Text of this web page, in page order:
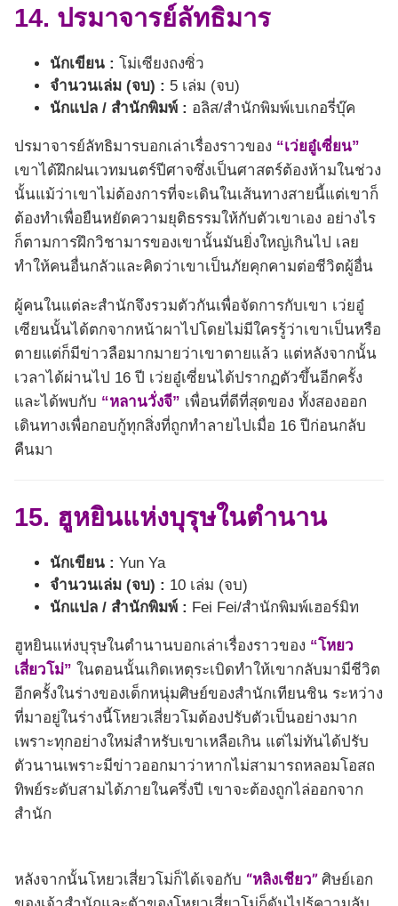
14. ปรมาจารย์ลัทธิมาร
นักเขียน : โม่เซียงถงซิ่ว
จำนวนเล่ม (จบ) : 5 เล่ม (จบ)
นักแปล / สำนักพิมพ์ : อลิส/สำนักพิมพ์เบเกอรี่บุ๊ค
ปรมาจารย์ลัทธิมารบอกเล่าเรื่องราวของ “เว่ยอู๋เซี่ยน”
เขาได้ฝึกฝนเวทมนตร์ปีศาจซึ่งเป็นศาสตร์ต้องห้ามในช่วง
นั้นแม้ว่าเขาไม่ต้องการที่จะเดินในเส้นทางสายนี้แต่เขาก็
ต้องทำเพื่อยืนหยัดความยุติธรรมให้กับตัวเขาเอง อย่างไร
ก็ตามการฝึกวิชามารของเขานั้นมันยิ่งใหญ่เกินไป เลย
ทำให้คนอื่นกลัวและคิดว่าเขาเป็นภัยคุกคามต่อชีวิตผู้อื่น
ผู้คนในแต่ละสำนักจึงรวมตัวกันเพื่อจัดการกับเขา เว่ยอู๋
เซียนนั้นได้ตกจากหน้าผาไปโดยไม่มีใครรู้ว่าเขาเป็นหรือ
ตายแต่ก็มีข่าวลือมากมายว่าเขาตายแล้ว แต่หลังจากนั้น
เวลาได้ผ่านไป 16 ปี เว่ยอู๋เซี่ยนได้ปรากฏตัวขึ้นอีกครั้ง
และได้พบกับ “หลานวั่งจี” เพื่อนที่ดีที่สุดของ ทั้งสองออก
เดินทางเพื่อกอบกู้ทุกสิ่งที่ถูกทำลายไปเมื่อ 16 ปีก่อนกลับ
คืนมา
15. ฮูหยินแห่งบุรุษในตํานาน
นักเขียน : Yun Ya
จำนวนเล่ม (จบ) : 10 เล่ม (จบ)
นักแปล / สำนักพิมพ์ : Fei Fei/สำนักพิมพ์เฮอร์มิท
ฮูหยินแห่งบุรุษในตํานานบอกเล่าเรื่องราวของ “โหยว
เสี่ยวโม่” ในตอนนั้นเกิดเหตุระเบิดทำให้เขากลับมามีชีวิต
อีกครั้งในร่างของเด็กหนุ่มศิษย์ของสำนักเทียนชิน ระหว่าง
ที่มาอยู่ในร่างนี้โหยวเสี่ยวโมต้องปรับตัวเป็นอย่างมาก
เพราะทุกอย่างใหม่สำหรับเขาเหลือเกิน แต่ไม่ทันได้ปรับ
ตัวนานเพราะมีข่าวออกมาว่าหากไม่สามารถหลอมโอสถ
ทิพย์ระดับสามได้ภายในครึ่งปี เขาจะต้องถูกไล่ออกจาก
สำนัก
หลังจากนั้นโหยวเสี่ยวโม่ก็ได้เจอกับ “หลิงเชียว” ศิษย์เอก